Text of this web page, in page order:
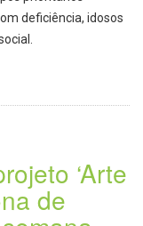
deficiência, idosos
‘Arte
de